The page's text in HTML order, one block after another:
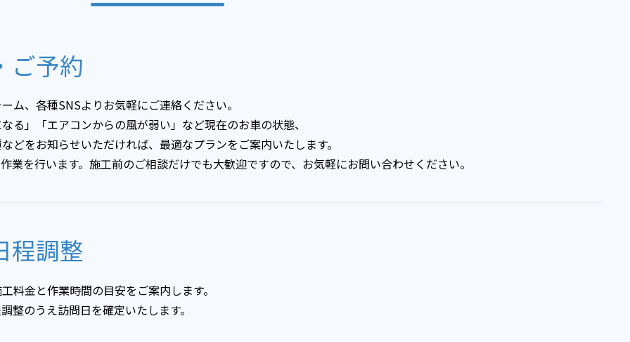
ご予約
ム、各種SNSよりお気軽にご連絡ください。
る」「エアコンからの風が弱い」など現在のお車の状態、
どをお知らせいただければ、最適なプランをご案内いたします。
業を行います。施工前のご相談だけでも大歓迎ですので、お気軽にお問い合わせください。
程調整
料金と作業時間の目安をご案内します。
整のうえ訪問日を確定いたします。